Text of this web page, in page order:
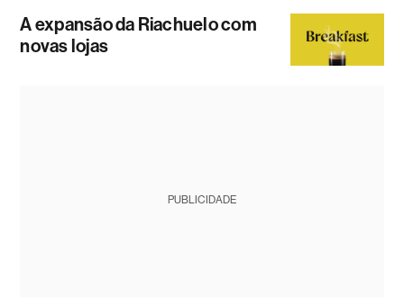
A expansão da Riachuelo com
novas lojas
PUBLICIDADE